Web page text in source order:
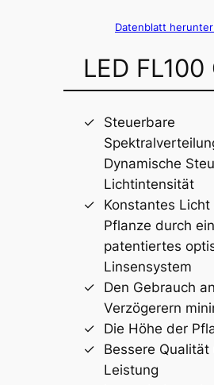
Datenblatt
LED FL100
Steuerbare
Dynamische
Lichtintensität
Konstantes
Pflanze durch ein
patentiertes
Linsensystem
Den Gebrauch an
Verzögerern
Die Höhe der
Bessere Qualität
Leistung